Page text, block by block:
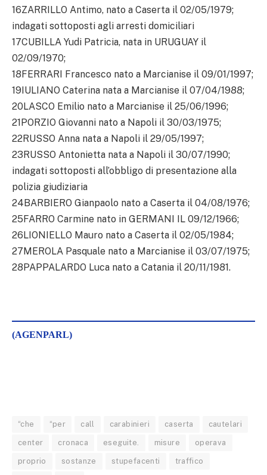
16ZARRILLO Antimo, nato a Caserta il 02/05/1979;
indagati sottoposti agli arresti domiciliari
17CUBILLA Yudi Patricia, nata in URUGUAY il
02/09/1970;
18FERRARI Francesco nato a Marcianise il 09/01/1997;
19IULIANO Caterina nata a Marcianise il 07/04/1988;
20LASCO Emilio nato a Marcianise il 25/06/1996;
21PORZIO Giovanni nato a Napoli il 30/03/1975;
22RUSSO Anna nata a Napoli il 29/05/1997;
23RUSSO Antonietta nata a Napoli il 30/07/1990;
indagati sottoposti all’obbligo di presentazione alla
polizia giudiziaria
24BARBIERO Gianpaolo nato a Caserta il 04/08/1976;
25FARRO Carmine nato in GERMANI IL 09/12/1966;
26LIONIELLO Mauro nato a Caserta il 02/05/1984;
27MEROLA Pasquale nato a Marcianise il 03/07/1975;
28PAPPALARDO Luca nato a Catania il 20/11/1981.
(AGENPARL)
“che “per call carabinieri caserta cautelari
center cronaca eseguite. misure operava
proprio sostanze stupefacenti traffico